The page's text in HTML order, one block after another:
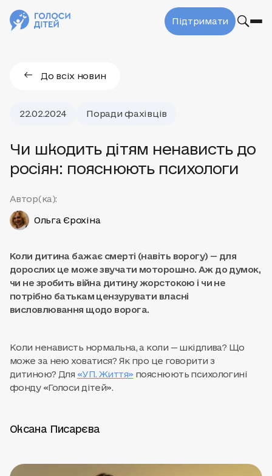
Підтримати
До всіх новин
22.02.2024 Поради фахівців
Чи шкодить дітям ненависть до
росіян: пояснюють психологи
Автор(ка):
Ольга Єрохіна
Коли дитина бажає смерті (навіть ворогу) — для
дорослих це може звучати моторошно. Аж до думок,
чи не зробить війна дитину жорстокою і чи не
потрібно батькам цензурувати власні
висловлювання щодо ворога.
Коли ненависть нормальна, а коли — шкідлива? Що
може за нею ховатися? Як про це говорити з
дитиною? Для «УП. Життя» пояснюють психологині
фонду «Голоси дітей».
Оксана Писарєва